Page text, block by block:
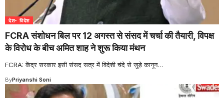
देश- विदेश
FCRA संशोधन बिल पर 12 अगस्त से संसद में चर्चा की तैयारी, विपक्ष
के विरोध के बीच अमित शाह ने शुरू किया मंथन
FCRA: केंद्र सरकार इसी संसद सत्र में विदेशी चंदे से जुड़े कानून…
ByPriyanshi Soni